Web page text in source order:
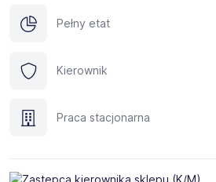
Pełny etat
Kierownik
Praca stacjonarna